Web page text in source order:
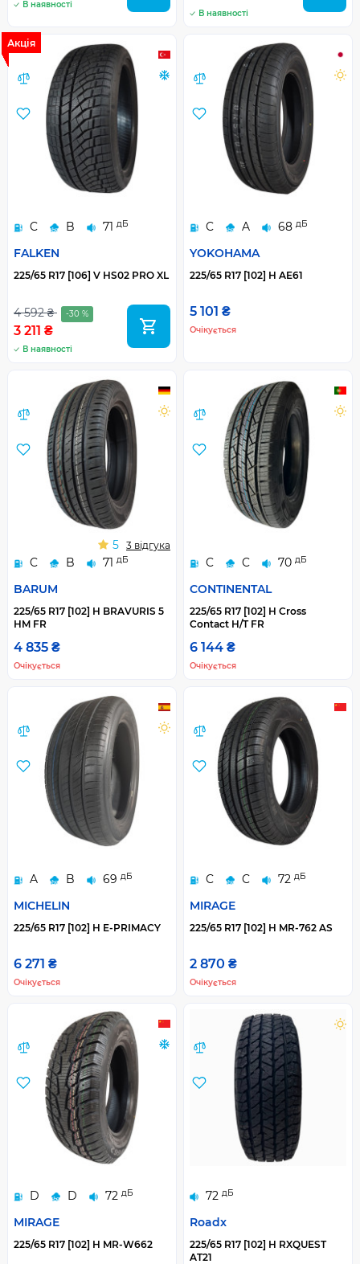
В наявності
В наявності
Акція
C B 71 дБ
FALKEN
225/65 R17 [106] V HS02 PRO XL
4 592 ₴ -30 %
3 211 ₴
В наявності
C A 68 дБ
YOKOHAMA
225/65 R17 [102] H AE61
5 101 ₴
Очікується
C B 71 дБ
BARUM
5 3 відгука
225/65 R17 [102] H BRAVURIS 5
HM FR
4 835 ₴
Очікується
C C 70 дБ
CONTINENTAL
225/65 R17 [102] H Cross
Contact H/T FR
6 144 ₴
Очікується
A B 69 дБ
MICHELIN
225/65 R17 [102] H E-PRIMACY
6 271 ₴
Очікується
C C 72 дБ
MIRAGE
225/65 R17 [102] H MR-762 AS
2 870 ₴
Очікується
D D 72 дБ
MIRAGE
225/65 R17 [102] H MR-W662
72 дБ
Roadx
225/65 R17 [102] H RXQUEST
AT21